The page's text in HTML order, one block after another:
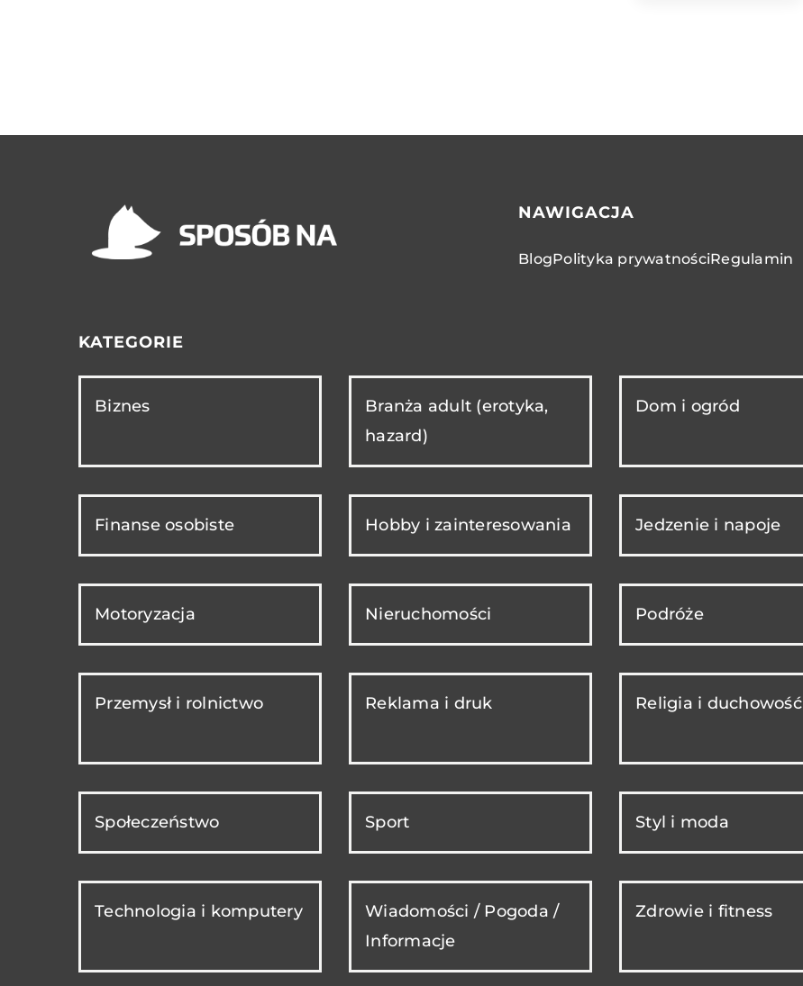
NAWIGACJA
BlogPolityka prywatnościRegulamin
KATEGORIE
Biznes
Branża adult (erotyka,
hazard)
Dom i ogród
Finanse osobiste Hobby i zainteresowania Jedzenie i napoje
Motoryzacja Nieruchomości Podróże
Przemysł i rolnictwo Reklama i druk Religia i duchowość
Społeczeństwo Sport Styl i moda
Technologia i komputery
Wiadomości / Pogoda /
Informacje
Zdrowie i fitness